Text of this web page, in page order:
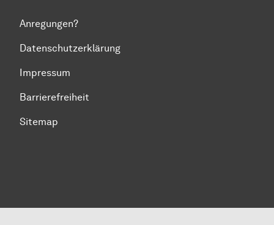
Anregungen?
Datenschutzerklärung
Impressum
Barrierefreiheit
Sitemap